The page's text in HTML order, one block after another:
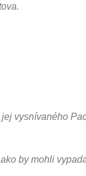
vysnívaného
by mohli